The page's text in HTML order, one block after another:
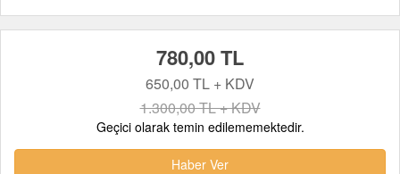
780,00 TL
650,00 TL + KDV
1.300,00 TL + KDV
Geçici olarak temin edilememektedir.
Haber Ver